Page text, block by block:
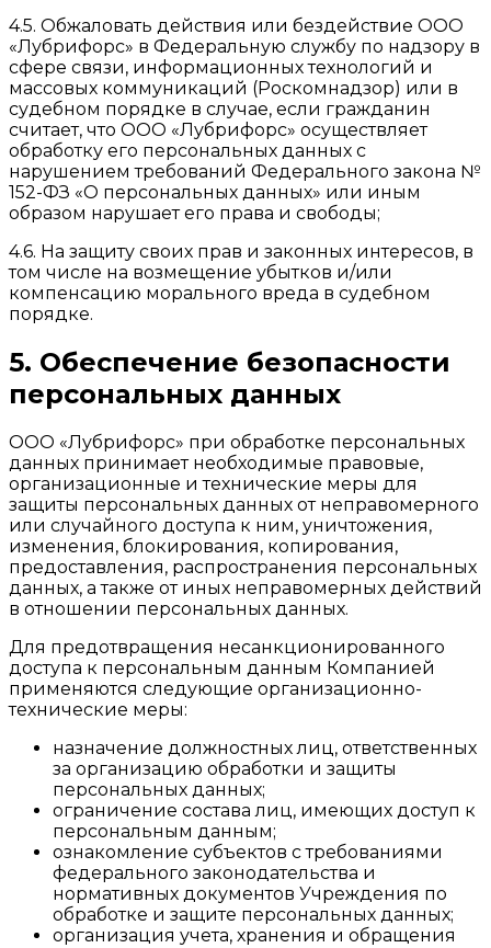
4.5. Обжаловать действия или бездействие ООО
«Лубрифорс» в Федеральную службу по надзору в
сфере связи, информационных технологий и
массовых коммуникаций (Роскомнадзор) или в
судебном порядке в случае, если гражданин
считает, что ООО «Лубрифорс» осуществляет
обработку его персональных данных с
нарушением требований Федерального закона №
152-ФЗ «О персональных данных» или иным
образом нарушает его права и свободы;
4.6. На защиту своих прав и законных интересов, в
том числе на возмещение убытков и/или
компенсацию морального вреда в судебном
порядке.
5. Обеспечение безопасности
персональных данных
ООО «Лубрифорс» при обработке персональных
данных принимает необходимые правовые,
организационные и технические меры для
защиты персональных данных от неправомерного
или случайного доступа к ним, уничтожения,
изменения, блокирования, копирования,
предоставления, распространения персональных
данных, а также от иных неправомерных действий
в отношении персональных данных.
Для предотвращения несанкционированного
доступа к персональным данным Компанией
применяются следующие организационно-
технические меры:
назначение должностных лиц, ответственных
за организацию обработки и защиты
персональных данных;
ограничение состава лиц, имеющих доступ к
персональным данным;
ознакомление субъектов с требованиями
федерального законодательства и
нормативных документов Учреждения по
обработке и защите персональных данных;
организация учета, хранения и обращения